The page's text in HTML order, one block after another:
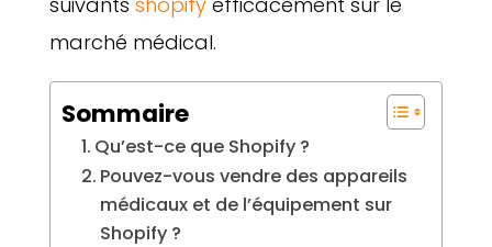
marché médical.
Sommaire
Qu’est-ce que Shopify ?
Pouvez-vous vendre des appareils
médicaux et de l’équipement sur
Shopify ?